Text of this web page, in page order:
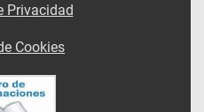
Privacidad
Cookies